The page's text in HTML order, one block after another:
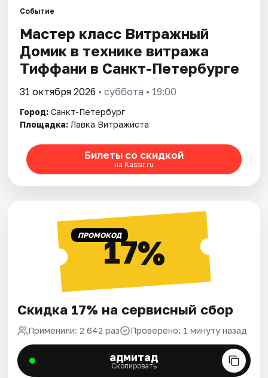
Города
Площадки
Артисты
Рейтинги
Событие
Мастер класс Витражный
Домик в технике витража
Тиффани в Санкт-Петербурге
31 октября 2026 • суббота • 19:00
Город: Санкт-Петербург
Площадка: Лавка Витражиста
Билеты со скидкой
на Kassir.ru
ПРОМОКОД17%
Скидка 17% на сервисный сбор
Применили: 2 642 раз Проверено: 1 минуту назад
адмитад
Скопировать